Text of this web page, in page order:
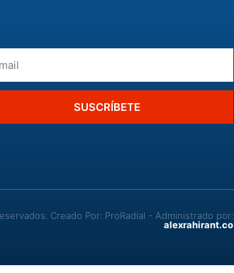
SUSCRÍBETE
Creado Por: ProRadial - Administrado por:
alexrahirant.co